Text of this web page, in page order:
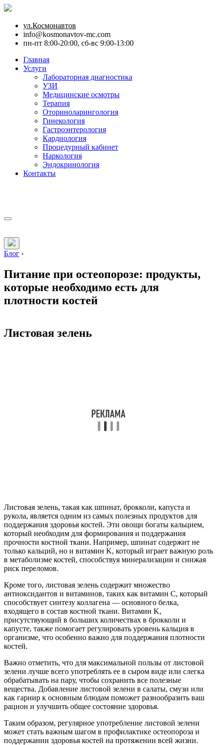
ул.Космонавтов
info@kosmonavtov-mc.com
пн-пт 8:00-20:00, сб-вс 9:00-13:00
Главная
Услуги
Лабораторная диагностика
УЗИ
Медицинские осмотры
Терапия
Оториноларингология
Гинекология
Гастроэнтерология
Кардиология
Процедурный кабинет
Наркология
Эндокринология
Контакты
Блог ›
Питание при остеопорозе: продукты,
которые необходимо есть для
плотности костей
Листовая зелень
Листовая зелень, такая как шпинат, брокколи, капуста и
рукола, является одним из самых полезных продуктов для
поддержания здоровья костей. Эти овощи богаты кальцием,
который необходим для формирования и поддержания
прочности костной ткани. Например, шпинат содержит не
только кальций, но и витамин K, который играет важную роль
в метаболизме костей, способствуя минерализации и снижая
риск переломов.
Кроме того, листовая зелень содержит множество
антиоксидантов и витаминов, таких как витамин C, который
способствует синтезу коллагена — основного белка,
входящего в состав костной ткани. Витамин K,
присутствующий в больших количествах в брокколи и
капусте, также помогает регулировать уровень кальция в
организме, что особенно важно для поддержания плотности
костей.
Важно отметить, что для максимальной пользы от листовой
зелени лучше всего употреблять ее в сыром виде или слегка
обрабатывать на пару, чтобы сохранить все полезные
вещества. Добавление листовой зелени в салаты, смузи или
как гарнир к основным блюдам поможет разнообразить ваш
рацион и улучшить общее состояние здоровья.
Таким образом, регулярное употребление листовой зелени
может стать важным шагом в профилактике остеопороза и
поддержании здоровья костей на протяжении всей жизни.